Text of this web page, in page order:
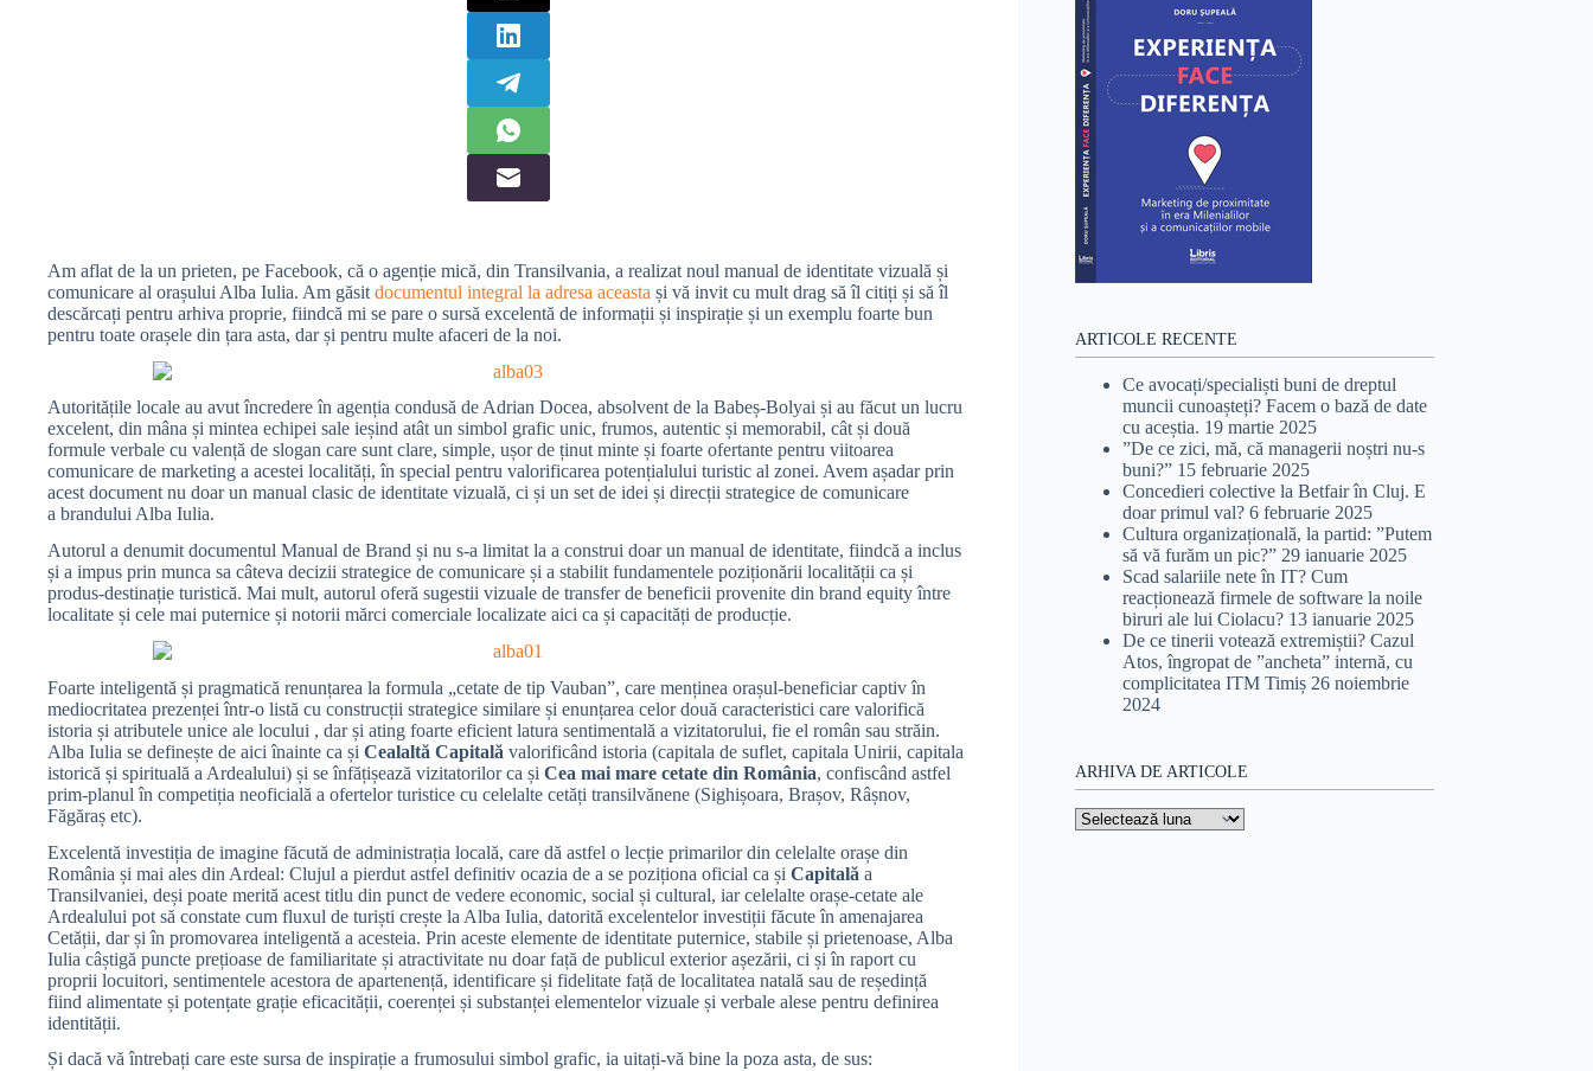
Am aflat de la un prieten, pe Facebook, că o agenție mică, din Transilvania, a realizat noul manual de identitate vizuală și
comunicare al orașului Alba Iulia. Am găsit documentul integral la adresa aceasta și vă invit cu mult drag să îl citiți și să îl
descărcați pentru arhiva proprie, fiindcă mi se pare o sursă excelentă de informații și inspirație și un exemplu foarte bun
pentru toate orașele din țara asta, dar și pentru multe afaceri de la noi.
Autoritățile locale au avut încredere în agenția condusă de Adrian Docea, absolvent de la Babeș-Bolyai și au făcut un lucru
excelent, din mâna și mintea echipei sale ieșind atât un simbol grafic unic, frumos, autentic și memorabil, cât și două
formule verbale cu valență de slogan care sunt clare, simple, ușor de ținut minte și foarte ofertante pentru viitoarea
comunicare de marketing a acestei localități, în special pentru valorificarea potențialului turistic al zonei. Avem așadar prin
acest document nu doar un manual clasic de identitate vizuală, ci și un set de idei și direcții strategice de comunicare
a brandului Alba Iulia.
Autorul a denumit documentul Manual de Brand și nu s-a limitat la a construi doar un manual de identitate, fiindcă a inclus
și a impus prin munca sa câteva decizii strategice de comunicare și a stabilit fundamentele poziționării localității ca și
produs-destinație turistică. Mai mult, autorul oferă sugestii vizuale de transfer de beneficii provenite din brand equity între
localitate și cele mai puternice și notorii mărci comerciale localizate aici ca și capacități de producție.
Foarte inteligentă și pragmatică renunțarea la formula „cetate de tip Vauban”, care menținea orașul-beneficiar captiv în
mediocritatea prezenței într-o listă cu construcții strategice similare și enunțarea celor două caracteristici care valorifică
istoria și atributele unice ale locului , dar și ating foarte eficient latura sentimentală a vizitatorului, fie el român sau străin.
Alba Iulia se definește de aici înainte ca și Cealaltă Capitală valorificând istoria (capitala de suflet, capitala Unirii, capitala
istorică și spirituală a Ardealului) și se înfățișează vizitatorilor ca și Cea mai mare cetate din România, confiscând astfel
prim-planul în competiția neoficială a ofertelor turistice cu celelalte cetăți transilvănene (Sighișoara, Brașov, Râșnov,
Făgăraș etc).
Excelentă investiția de imagine făcută de administrația locală, care dă astfel o lecție primarilor din celelalte orașe din
România și mai ales din Ardeal: Clujul a pierdut astfel definitiv ocazia de a se poziționa oficial ca și Capitală a
Transilvaniei, deși poate merită acest titlu din punct de vedere economic, social și cultural, iar celelalte orașe-cetate ale
Ardealului pot să constate cum fluxul de turiști crește la Alba Iulia, datorită excelentelor investiții făcute în amenajarea
Cetății, dar și în promovarea inteligentă a acesteia. Prin aceste elemente de identitate puternice, stabile și prietenoase, Alba
Iulia câștigă puncte prețioase de familiaritate și atractivitate nu doar față de publicul exterior așezării, ci și în raport cu
proprii locuitori, sentimentele acestora de apartenență, identificare și fidelitate față de localitatea natală sau de reședință
fiind alimentate și potențate grație eficacității, coerenței și substanței elementelor vizuale și verbale alese pentru definirea
identității.
Și dacă vă întrebați care este sursa de inspirație a frumosului simbol grafic, ia uitați-vă bine la poza asta, de sus:
ARTICOLE RECENTE
Ce avocați/specialiști buni de dreptul
muncii cunoașteți? Facem o bază de date
cu aceștia. 19 martie 2025
”De ce zici, mă, că managerii noștri nu-s
buni?” 15 februarie 2025
Concedieri colective la Betfair în Cluj. E
doar primul val? 6 februarie 2025
Cultura organizațională, la partid: ”Putem
să vă furăm un pic?” 29 ianuarie 2025
Scad salariile nete în IT? Cum
reacționează firmele de software la noile
biruri ale lui Ciolacu? 13 ianuarie 2025
De ce tinerii votează extremiștii? Cazul
Atos, îngropat de ”ancheta” internă, cu
complicitatea ITM Timiș 26 noiembrie
2024
ARHIVA DE ARTICOLE
Arhiva
de